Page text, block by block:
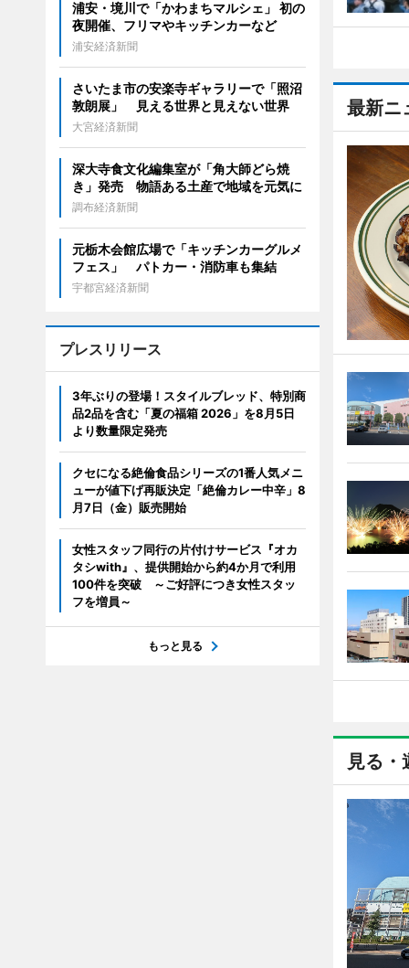
最新ニ
見る・
浦安・境川で「かわまちマルシェ」 初の
夜開催、フリマやキッチンカーなど
浦安経済新聞
さいたま市の安楽寺ギャラリーで「照沼
敦朗展」 見える世界と見えない世界
大宮経済新聞
深大寺食文化編集室が「角大師どら焼
き」発売 物語ある土産で地域を元気に
調布経済新聞
元栃木会館広場で「キッチンカーグルメ
フェス」 パトカー・消防車も集結
宇都宮経済新聞
プレスリリース
3年ぶりの登場！スタイルブレッド、特別商
品2品を含む「夏の福箱 2026」を8月5日
より数量限定発売
クセになる絶倫食品シリーズの1番人気メニ
ューが値下げ再販決定「絶倫カレー中辛」8
月7日（金）販売開始
女性スタッフ同行の片付けサービス『オカ
タシwith』、提供開始から約4か月で利用
100件を突破 ～ご好評につき女性スタッ
フを増員～
もっと見る